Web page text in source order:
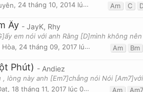
, 24 tháng 10, 2014 lúc 03:07pm Am C
Ấy - JayK, Rhy
Hòa, 24 tháng 09, 2017 lúc 12:34am Am Bm
Phút) - Andiez
, 18 tháng 11, 2017 lúc 03:47pm Am Am7